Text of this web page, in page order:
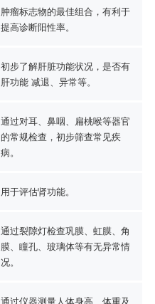
肿瘤标志物的最佳组合，有利于
提高诊断阳性率。
初步了解肝脏功能状况，是否有
肝功能 减退、异常等。
通过对耳、鼻咽、扁桃喉等器官
的常规检查，初步筛查常见疾
病。
用于评估肾功能。
通过裂隙灯检查巩膜、虹膜、角
膜、瞳孔、玻璃体等有无异常情
况。
通过仪器测量人体身高、体重及